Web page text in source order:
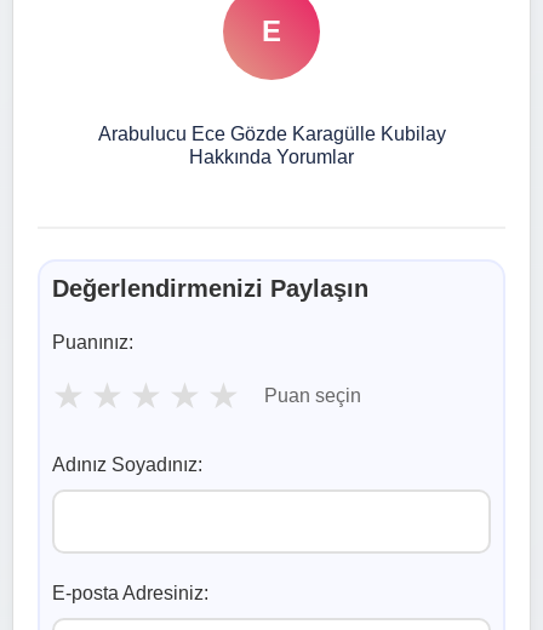
E
Arabulucu Ece Gözde Karagülle Kubilay
Hakkında Yorumlar
Değerlendirmenizi Paylaşın
Puanınız:
★ ★ ★ ★ ★ Puan seçin
Adınız Soyadınız:
E-posta Adresiniz: